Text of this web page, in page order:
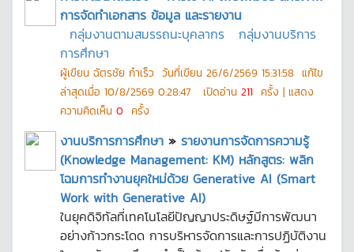
การจัดทำเอกสาร ข้อมูล และรายงาน
กลุ่มงานตามสมรรถนะบุคลากร
กลุ่มงานบริการ
การศึกษา
ผู้เขียน ฉัตรชัย ก๋าเร็ว วันที่เขียน 26/6/2569 15:31:58 แก้ไข
ล่าสุดเมื่อ 10/8/2569 0:28:47 เปิดอ่าน 211 ครั้ง | แสดง
ความคิดเห็น 0 ครั้ง
งานบริการการศึกษา » รายงานการจัดการความรู้
(Knowledge Management: KM) หลักสูตร: พลิก
โฉมการทำงานยุคใหม่ด้วย Generative AI (Smart
Work with Generative AI)
ในยุคดิจิทัลที่เทคโนโลยีปัญญาประดิษฐ์มีการพัฒนา
อย่างก้าวกระโดด การบริหารจัดการและการปฏิบัติงาน